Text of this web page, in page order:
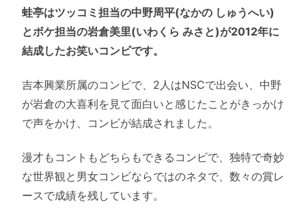
蛙亭はツッコミ担当の中野周平(なかの しゅうへい)
とボケ担当の岩倉美里(いわくら みさと)が2012年に
結成したお笑いコンビです。
吉本興業所属のコンビで、2人はNSCで出会い、中野
が岩倉の大喜利を見て面白いと感じたことがきっかけ
で声をかけ、コンビが結成されました。
漫才もコントもどちらもできるコンビで、独特で奇妙
な世界観と男女コンビならではのネタで、数々の賞レ
ースで成績を残しています。